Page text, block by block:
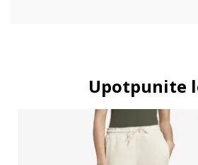
Upotpunite